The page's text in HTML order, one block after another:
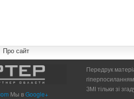
Про сайт
Мы вGoogle+
Передрук
ЗМІ тільки зі